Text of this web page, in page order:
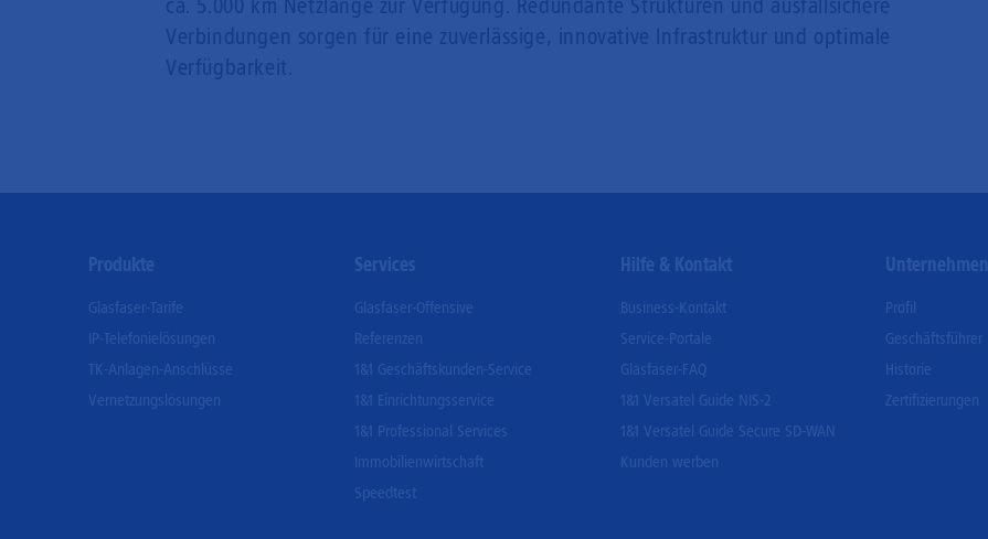
ca. 5.000 km Netzlänge zur Verfügung. Redundante Strukturen und ausfallsichere
Verbindungen sorgen für eine zuverlässige, innovative Infrastruktur und optimale
Verfügbarkeit.
Footer
Produkte
Glasfaser-Tarife
IP-Telefonielösungen
TK-Anlagen-Anschlüsse
Vernetzungslösungen
Services
Glasfaser-Offensive
Referenzen
1&1 Geschäftskunden-Service
1&1 Einrichtungsservice
1&1 Professional Services
Immobilienwirtschaft
Speedtest
Hilfe & Kontakt
Business-Kontakt
Service-Portale
Glasfaser-FAQ
1&1 Versatel Guide NIS-2
1&1 Versatel Guide Secure SD-WAN
Kunden werben
Unternehmen
Profil
Geschäftsführer
Historie
Zertifizierungen